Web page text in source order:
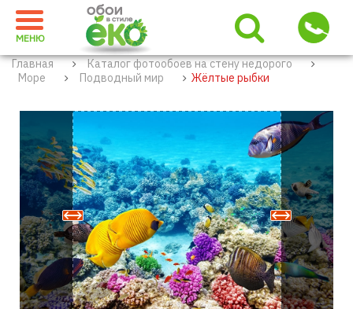
МЕНЮ
Главная
Каталог фотообоев на стену недорого
Море
Подводный мир Жёлтые рыбки